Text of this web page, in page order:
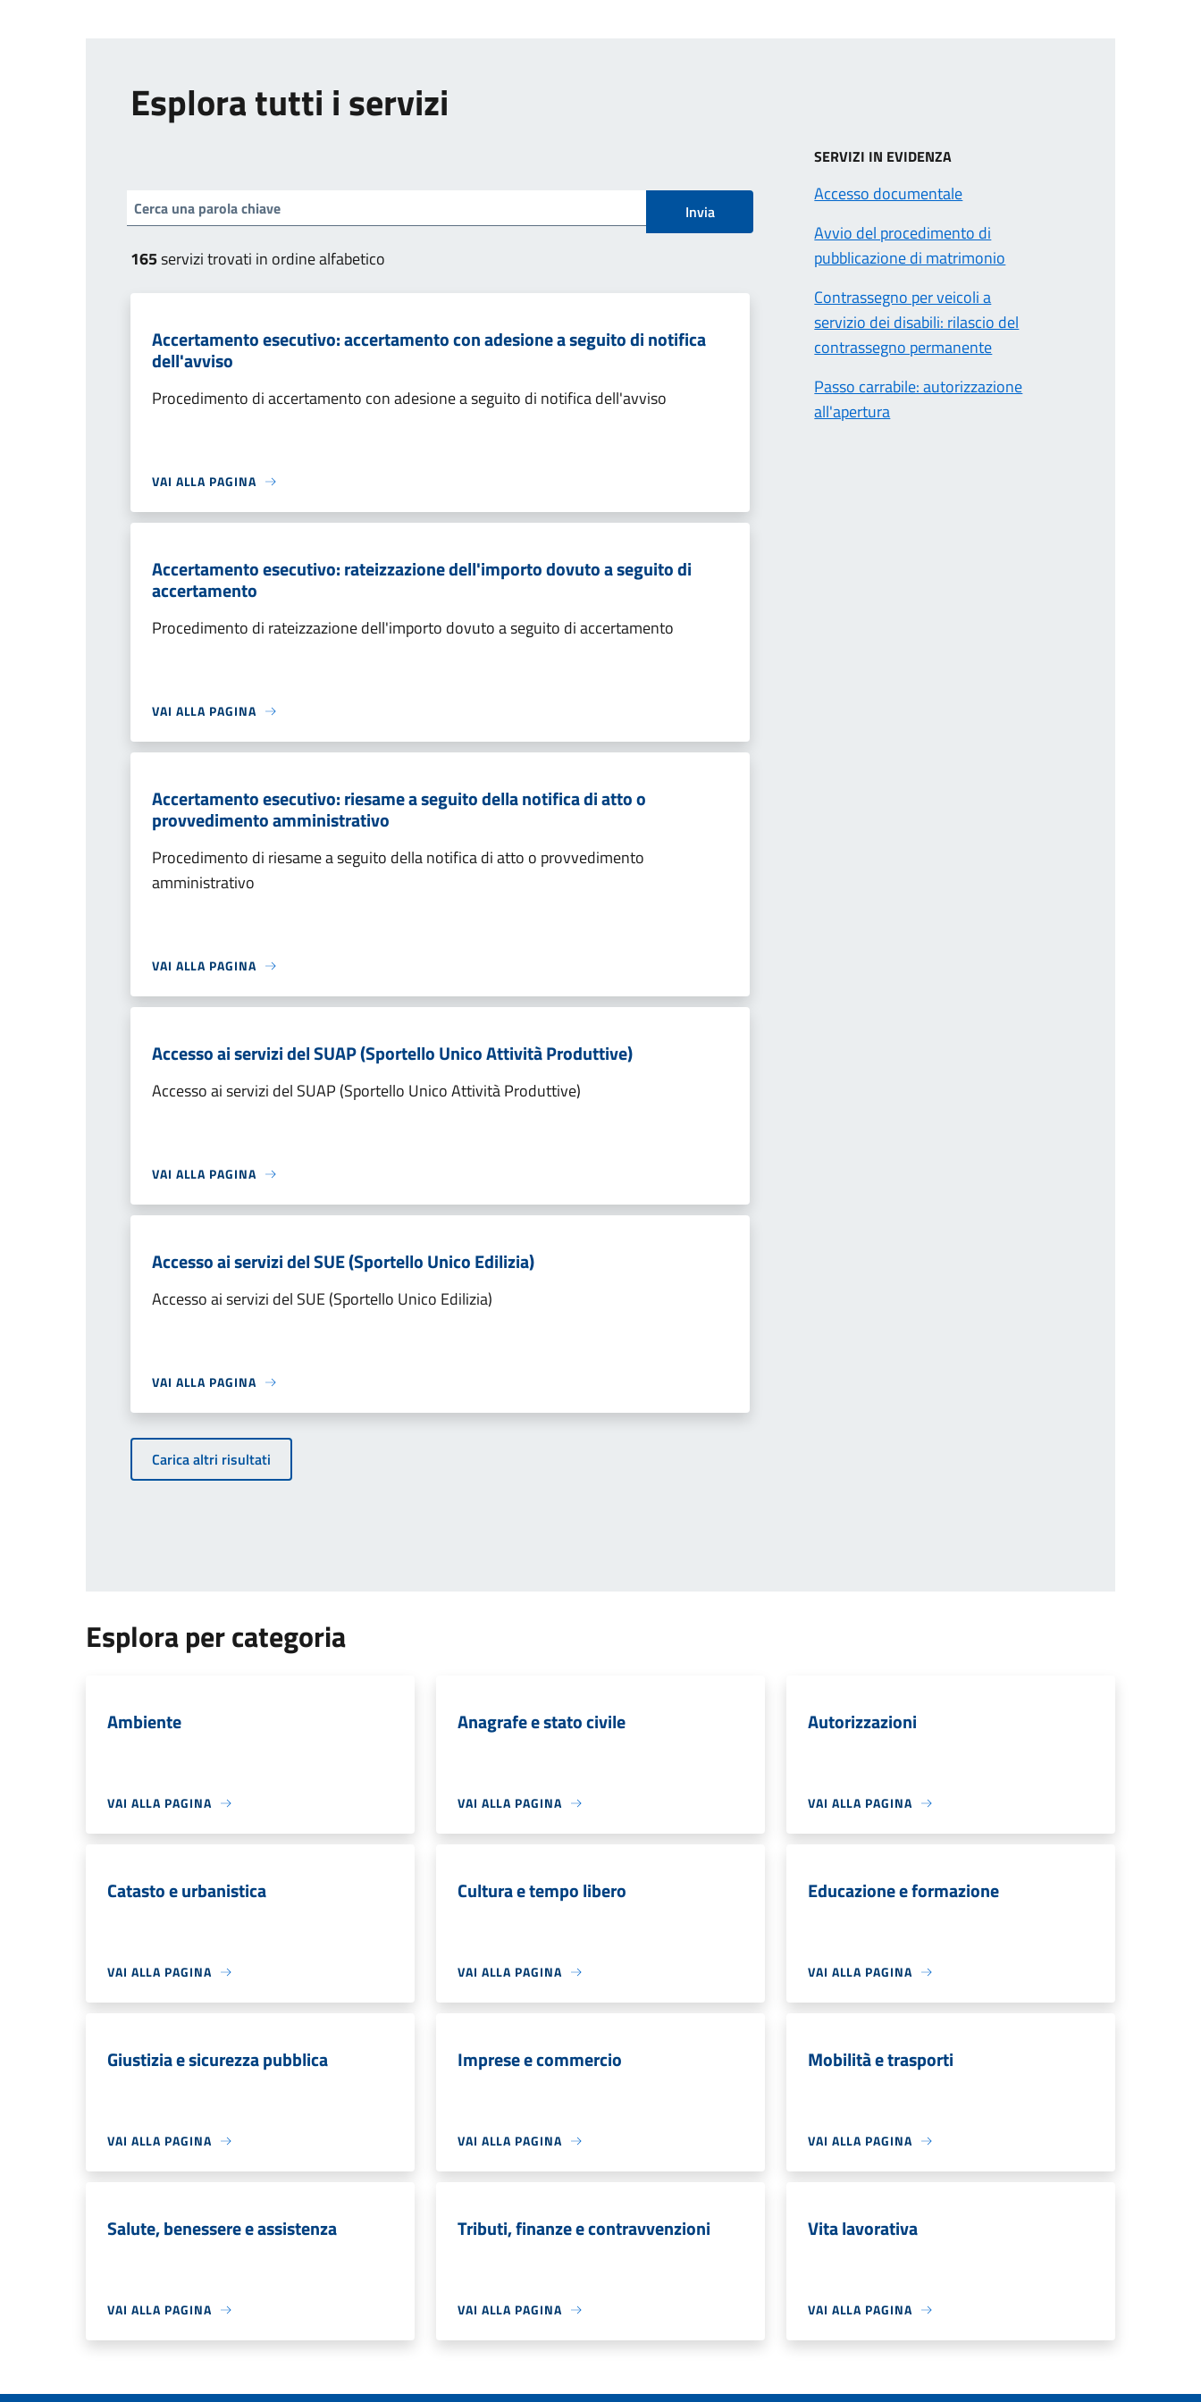
Esplora tutti i servizi
Invia
165servizi trovati in ordine alfabetico
Accertamento esecutivo: accertamento con adesione a seguito di notifica
dell'avviso
Procedimento di accertamento con adesione a seguito di notifica dell'avviso
VAI ALLA PAGINA
Accertamento esecutivo: rateizzazione dell'importo dovuto a seguito di
accertamento
Procedimento di rateizzazione dell'importo dovuto a seguito di accertamento
VAI ALLA PAGINA
Accertamento esecutivo: riesame a seguito della notifica di atto o
provvedimento amministrativo
Procedimento di riesame a seguito della notifica di atto o provvedimento
amministrativo
VAI ALLA PAGINA
Accesso ai servizi del SUAP (Sportello Unico Attività Produttive)
Accesso ai servizi del SUAP (Sportello Unico Attività Produttive)
VAI ALLA PAGINA
Accesso ai servizi del SUE (Sportello Unico Edilizia)
Accesso ai servizi del SUE (Sportello Unico Edilizia)
VAI ALLA PAGINA
Carica altri risultati
SERVIZI IN EVIDENZA
Accesso documentale
Avvio del procedimento di
pubblicazione di matrimonio
Contrassegno per veicoli a
servizio dei disabili: rilascio del
contrassegno permanente
Passo carrabile: autorizzazione
all'apertura
Esplora per categoria
Ambiente
VAI ALLA PAGINA
Anagrafe e stato civile
VAI ALLA PAGINA
Autorizzazioni
VAI ALLA PAGINA
Catasto e urbanistica
VAI ALLA PAGINA
Cultura e tempo libero
VAI ALLA PAGINA
Educazione e formazione
VAI ALLA PAGINA
Giustizia e sicurezza pubblica
VAI ALLA PAGINA
Imprese e commercio
VAI ALLA PAGINA
Mobilità e trasporti
VAI ALLA PAGINA
Salute, benessere e assistenza
VAI ALLA PAGINA
Tributi, finanze e contravvenzioni
VAI ALLA PAGINA
Vita lavorativa
VAI ALLA PAGINA